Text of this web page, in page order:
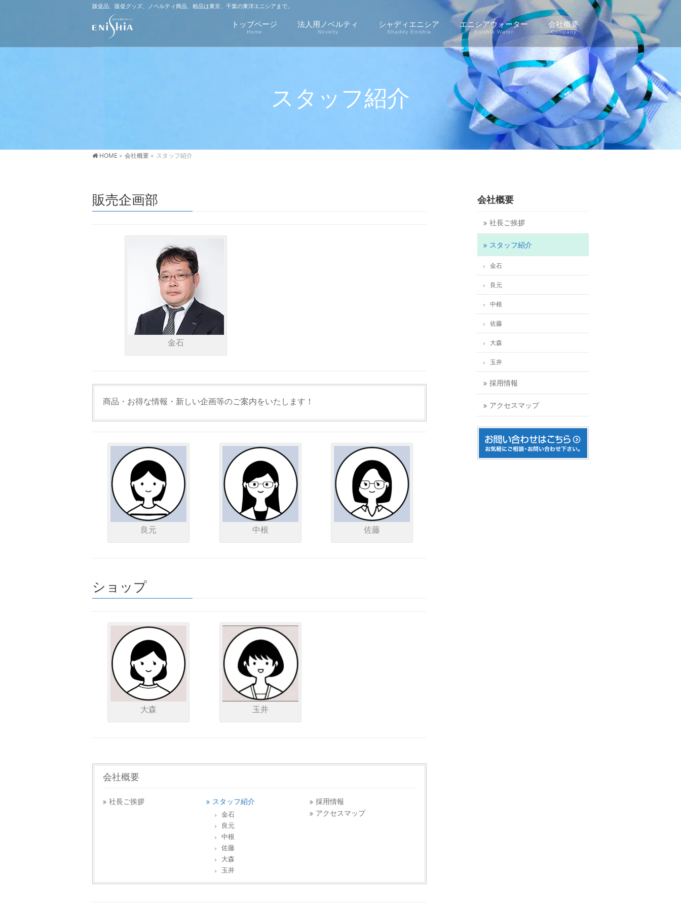
販促品、販促グッズ、ノベルティ商品、粗品は東京、千葉の東洋エニシアまで。
トップページ
Home
法人用ノベルティ
Novelty
シャディエニシア
Shaddy Enishia
エニシアウォーター
Enishia Water
会社概要
Company
スタッフ紹介
HOME » 会社概要 » スタッフ紹介
販売企画部
金石
商品・お得な情報・新しい企画等のご案内をいたします！
良元 中根 佐藤
ショップ
大森 玉井
会社概要
社長ご挨拶 スタッフ紹介
金石
良元
中根
佐藤
大森
玉井
採用情報
アクセスマップ
会社概要
社長ご挨拶
スタッフ紹介
金石
良元
中根
佐藤
大森
玉井
採用情報
アクセスマップ